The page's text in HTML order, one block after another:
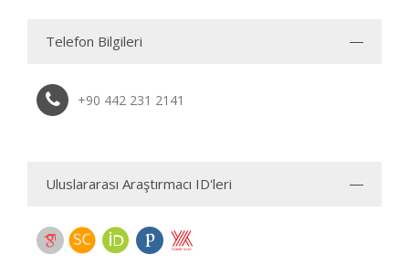
Telefon Bilgileri
+90 442 231 2141
Uluslararası Araştırmacı ID'leri